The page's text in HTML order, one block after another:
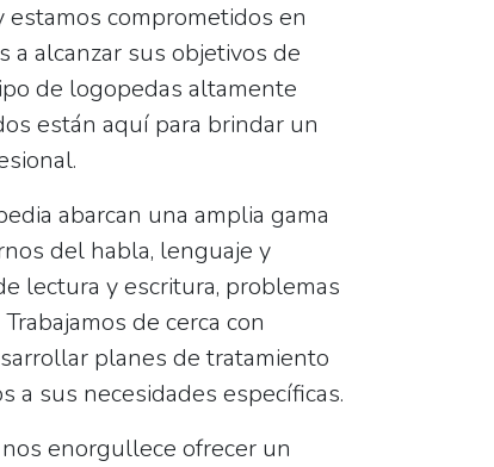
estamos comprometidos en
a alcanzar sus objetivos de
de logopedas altamente
están aquí para brindar un
abarcan una amplia gama
del habla, lenguaje y
lectura y escritura, problemas
de cerca con
planes de tratamiento
a sus necesidades específicas.
enorgullece ofrecer un